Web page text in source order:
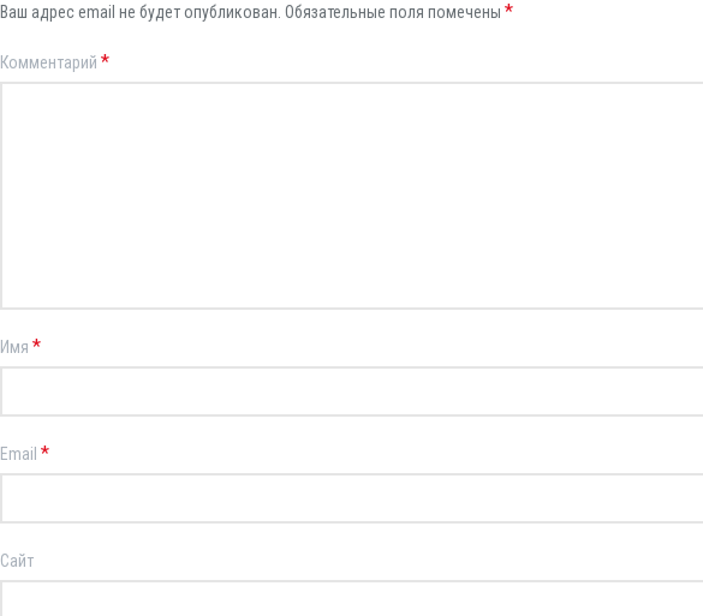
Ваш адрес email не будет опубликован. Обязательные поля помечены *
Комментарий *
Имя *
Email *
Сайт